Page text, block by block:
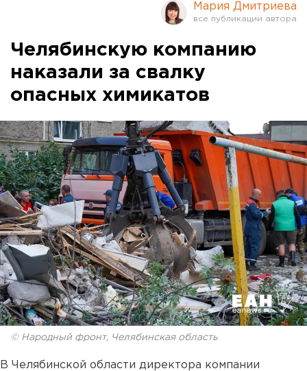
Мария Дмитриева
Челябинскую компанию
наказали за свалку
опасных химикатов
© Народный фронт, Челябинская область
В Челябинской области директора компании